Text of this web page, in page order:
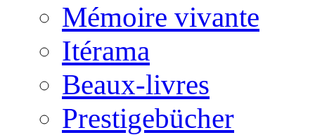
Mémoire vivante
Itérama
Beaux-livres
Prestigebücher